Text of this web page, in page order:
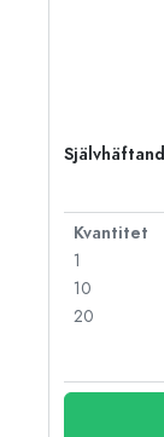
Kvantitet
1
10
20